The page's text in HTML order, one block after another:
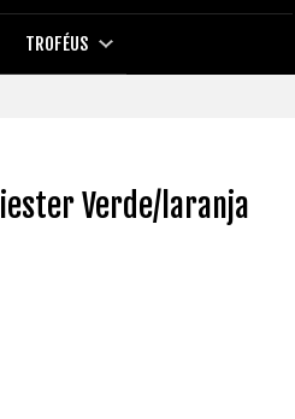
TROFÉUS
Verde/laranja